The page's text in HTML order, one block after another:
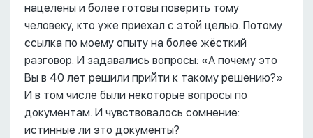
нацелены и более готовы поверить тому
человеку, кто уже приехал с этой целью. Потому
ссылка по моему опыту на более жёсткий
разговор. И задавались вопросы: «А почему это
Вы в 40 лет решили прийти к такому решению?»
И в том числе были некоторые вопросы по
документам. И чувствовалось сомнение:
истинные ли это документы?